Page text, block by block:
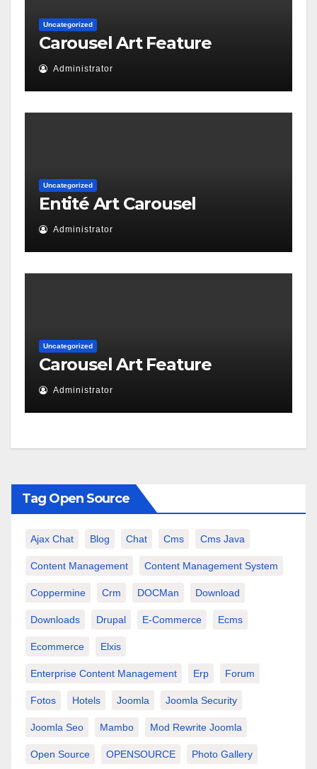
Uncategorized
Carousel Art Feature
Administrator
Uncategorized
Entité Art Carousel
Administrator
Uncategorized
Carousel Art Feature
Administrator
Tag Open Source
Ajax Chat Blog Chat Cms Cms Java
Content Management Content Management System
Coppermine Crm DOCMan Download
Downloads Drupal E-Commerce Ecms
Ecommerce Elxis
Enterprise Content Management Erp Forum
Fotos Hotels Joomla Joomla Security
Joomla Seo Mambo Mod Rewrite Joomla
Open Source OPENSOURCE Photo Gallery